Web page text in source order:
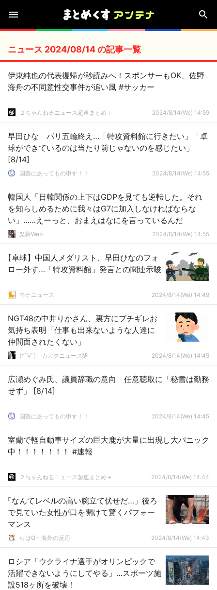
ニュース 2024/08/14 の記事一覧
伊東純也の代表復帰が秒読みへ！スポンサーもOK、佐野
海舟の不同意性交事件が追い風 #サッカー
２ちゃんねるニュース超速まとめ＋ 2024/8/14(We) 14:59
早田ひな パリ五輪終え…「特攻資料館に行きたい」「卓
球ができているのは当たり前じゃないのを感じたい」
[8/14]
国難にあってもの申す！！ 2024/8/14(We) 14:55
韓国人「日韓関係の上下はGDPを見ても逆転した。それ
を知らしめるために我々はG7に加入しなければならな
い」……えーっと、おまえはなにを言っているんだ
楽韓Web 2024/8/14(We) 14:55
【卓球】中国人メダリスト、早田ひなのフォ
ロー外す…「特攻資料館」発言との関連示唆
モナニュース 2024/8/14(We) 14:49
NGT48の中井りかさん、裏方にブチギレお
気持ち表明「仕事も出来ないような人達に
仲間面されたくない」
(*ﾟ∀ﾟ)ゞカガクニュース隊 2024/8/14(We) 14:45
広瀬めぐみ氏、議員辞職の意向 任意聴取に「秘書は勤務
せず」 [8/14]
国難にあってもの申す！！ 2024/8/14(We) 14:45
室蘭で軽自動車サイズの巨大鹿が大量に出現し大パニック
中！！！！！！！ #速報
２ちゃんねるニュース超速まとめ＋ 2024/8/14(We) 14:44
「なんてレベルの高い腕立て伏せだ…」後ろ
で見ていた女性が口を開けて驚くパフォー
マンス
らばQ - 海外の反応 2024/8/14(We) 14:43
ロシア「ウクライナ選手がオリンピックで
活躍できないようにしてやる」…スポーツ施
設518ヶ所を破壊！